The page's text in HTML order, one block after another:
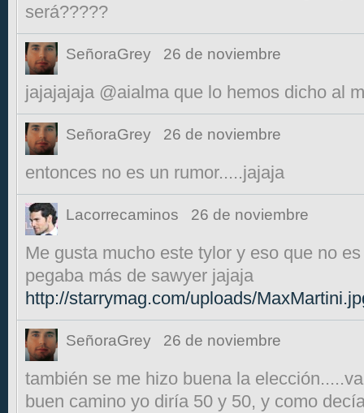
será?????
SeñoraGrey 26 de noviembre
jajajajaja @aialma que lo hemos dicho al
SeñoraGrey 26 de noviembre
entonces no es un rumor.....jajaja
Lacorrecaminos 26 de noviembre
Me gusta mucho este tylor y eso que no
pegaba más de sawyer jajaja
http://starrymag.com/uploads/
SeñoraGrey 26 de noviembre
también se me hizo buena la
buen camino yo diría 50 y 50, y como